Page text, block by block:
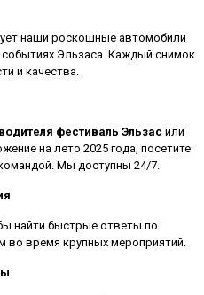
наши роскошные автомобили
Эльзаса. Каждый снимок
и качества.
фестиваль Эльзас или
на лето 2025 года, посетите
Мы доступны 24/7.
найти быстрые ответы по
во время крупных мероприятий.